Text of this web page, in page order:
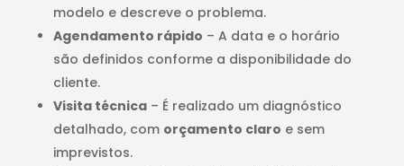
modelo e descreve o problema.
Agendamento rápido – A data e o horário
são definidos conforme a disponibilidade do
cliente.
Visita técnica– É realizado um diagnóstico
detalhado, com orçamento claro e sem
imprevistos.